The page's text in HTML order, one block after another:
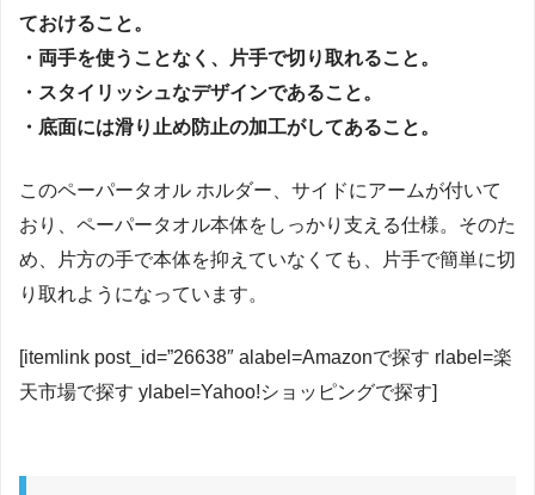
ておけること。
・両手を使うことなく、片手で切り取れること。
・スタイリッシュなデザインであること。
・底面には滑り止め防止の加工がしてあること。
このペーパータオル ホルダー、サイドにアームが付いて
おり、ペーパータオル本体をしっかり支える仕様。そのた
め、片方の手で本体を抑えていなくても、片手で簡単に切
り取れようになっています。
[itemlink post_id=”26638″ alabel=Amazonで探す rlabel=楽
天市場で探す ylabel=Yahoo!ショッピングで探す]